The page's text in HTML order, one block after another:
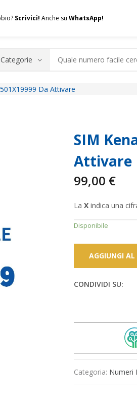
Scrivici! Anche su WhatsApp!
F.A.Q. Contatti
Da Attivare
SIM
Attivare
99,00 €
La X indica una
Disponibile
AGGIUNGI AL
CONDIVIDI SU:
Categoria: Numeri